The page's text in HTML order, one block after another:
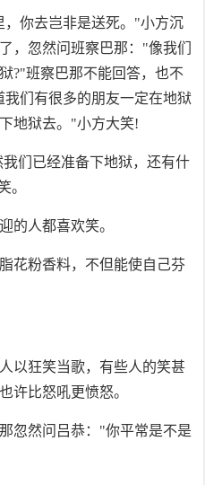
你去岂非是送死。"小方沉
，忽然问班察巴那："像我们
?"班察巴那不能回答，也不
们有很多的朋友一定在地狱
地狱去。"小方大笑!
们已经准备下地狱，还有什
。
的人都喜欢笑。
花粉香料，不但能使自己芬
以狂笑当歌，有些人的笑甚
许比怒吼更愤怒。
忽然问吕恭："你平常是不是